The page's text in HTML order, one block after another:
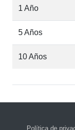
1 Año
5 Años
10 Años
Política de